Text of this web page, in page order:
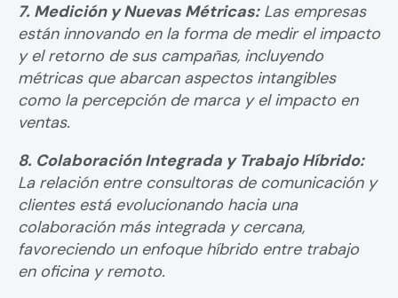
7. Medición y Nuevas Métricas:Las empresas
están innovando en la forma de medir el impacto
y el retorno de sus campañas, incluyendo
métricas que abarcan aspectos intangibles
como la percepción de marca y el impacto en
ventas.
8. Colaboración Integrada y Trabajo Híbrido:
La relación entre consultoras de comunicación y
clientes está evolucionando hacia una
colaboración más integrada y cercana,
favoreciendo un enfoque híbrido entre trabajo
en oficina y remoto.